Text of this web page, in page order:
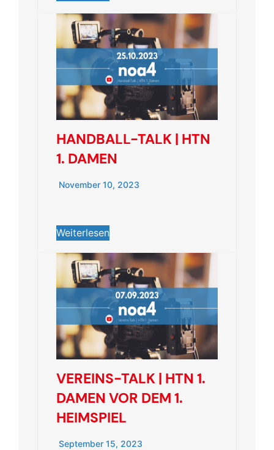
HANDBALL-TALK | HTN
1. DAMEN
November 10, 2023
Weiterlesen
VEREINS-TALK | HTN 1.
DAMEN VOR DEM 1.
HEIMSPIEL
September 15, 2023